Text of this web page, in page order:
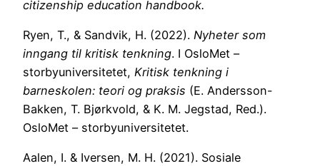
citizenship education handbook.
Ryen, T., & Sandvik, H. (2022). Nyheter som
inngang til kritisk tenkning. I OsloMet –
storbyuniversitetet, Kritisk tenkning i
barneskolen: teori og praksis (E. Andersson-
Bakken, T. Bjørkvold, & K. M. Jegstad, Red.).
OsloMet – storbyuniversitetet.
Aalen, I. & Iversen, M. H. (2021). Sosiale